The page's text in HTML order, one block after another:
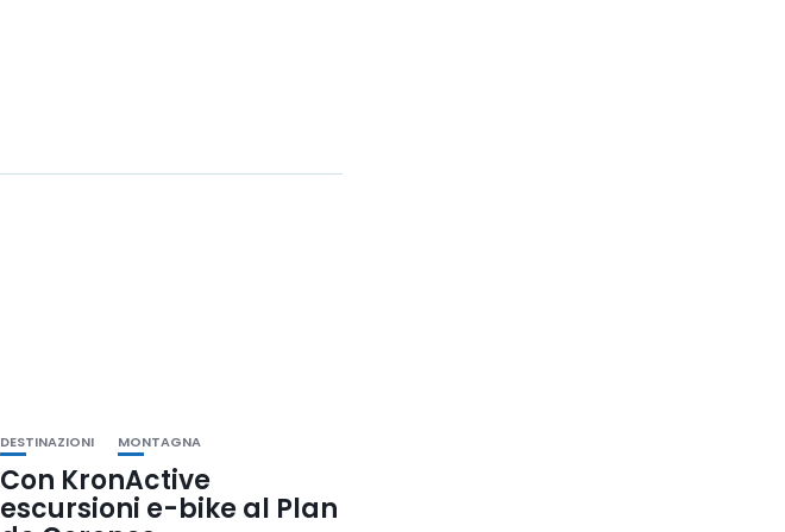
DESTINAZIONI MONTAGNA
Con KronActive
escursioni e-bike al Plan